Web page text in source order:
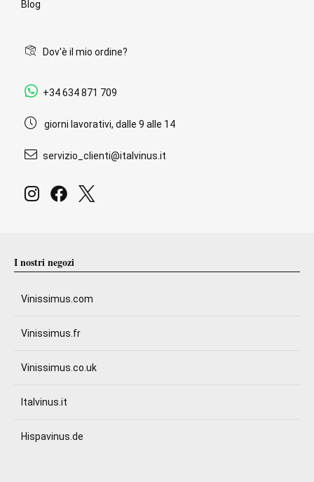
Blog
Dov'è il mio ordine?
+34 634 871 709
giorni lavorativi, dalle 9 alle 14
servizio_clienti@italvinus.it
I nostri negozi
Vinissimus.com
Vinissimus.fr
Vinissimus.co.uk
Italvinus.it
Hispavinus.de